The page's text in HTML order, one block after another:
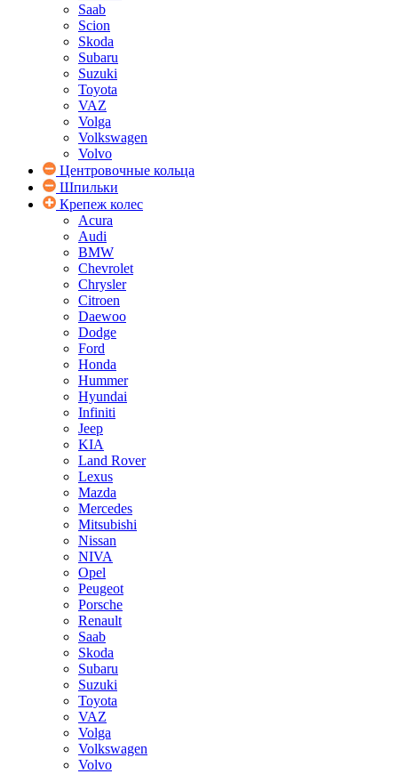
Saab
Scion
Skoda
Subaru
Suzuki
Toyota
VAZ
Volga
Volkswagen
Volvo
Центровочные кольца
Шпильки
Крепеж колес
Acura
Audi
BMW
Chevrolet
Chrysler
Citroen
Daewoo
Dodge
Ford
Honda
Hummer
Hyundai
Infiniti
Jeep
KIA
Land Rover
Lexus
Mazda
Mercedes
Mitsubishi
Nissan
NIVA
Opel
Peugeot
Porsche
Renault
Saab
Skoda
Subaru
Suzuki
Toyota
VAZ
Volga
Volkswagen
Volvo